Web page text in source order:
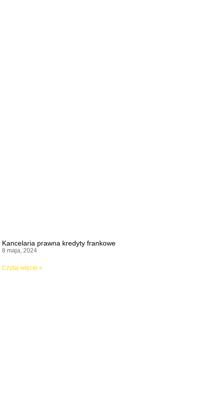
Kancelaria prawna kredyty frankowe
8 maja, 2024
Czytaj więcej »